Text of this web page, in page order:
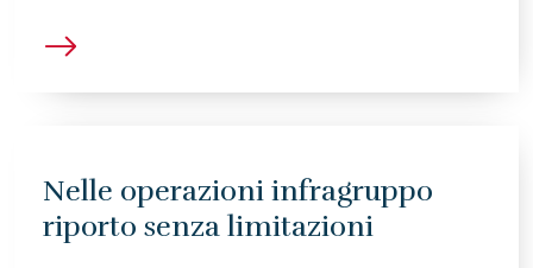
Nelle operazioni infragruppo
riporto senza limitazioni